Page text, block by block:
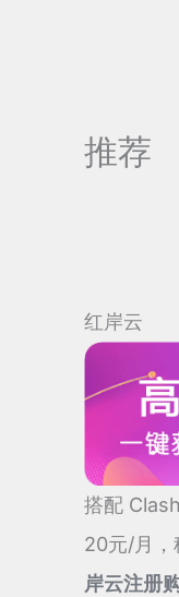
推荐
红岸云
搭配
20元/月，
岸云注册